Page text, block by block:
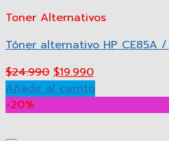
Toner Alternativos
Tóner alternativo HP CE85A /
$24.990 $19.990
Añadir al carrito
-20%